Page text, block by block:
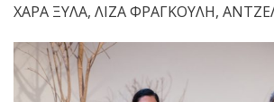
ΧΑΡΑ ΞΥΛΑ, ΛΙΖΑ ΦΡΑΓΚΟΥΛΗ,